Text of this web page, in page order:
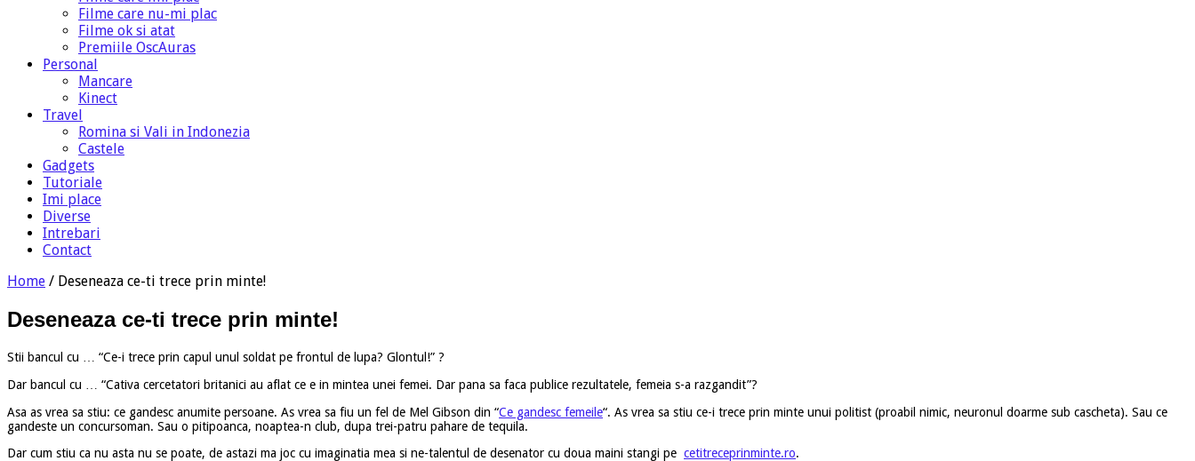
Filme care nu-mi plac
Filme ok si atat
Premiile OscAuras
Personal
Mancare
Kinect
Travel
Romina si Vali in Indonezia
Castele
Gadgets
Tutoriale
Imi place
Diverse
Intrebari
Contact
Home / Deseneaza ce-ti trece prin minte!
Deseneaza ce-ti trece prin minte!
Stii bancul cu … “Ce-i trece prin capul unul soldat pe frontul de lupa? Glontul!” ?
Dar bancul cu … “Cativa cercetatori britanici au aflat ce e in mintea unei femei. Dar pana sa faca publice rezultatele, femeia s-a razgandit”?
Asa as vrea sa stiu: ce gandesc anumite persoane. As vrea sa fiu un fel de Mel Gibson din “Ce gandesc femeile“. As vrea sa stiu ce-i trece prin minte unui politist (proabil nimic, neuronul doarme sub cascheta). Sau ce
gandeste un concursoman. Sau o pitipoanca, noaptea-n club, dupa trei-patru pahare de tequila.
Dar cum stiu ca nu asta nu se poate, de astazi ma joc cu imaginatia mea si ne-talentul de desenator cu doua maini stangi pe cetitreceprinminte.ro.